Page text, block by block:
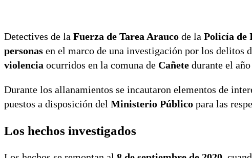
Detectives de la Fuerza de Tarea Arauco de la Policía de
personas en el marco de una investigación por los delitos
violencia ocurridos en la comuna de Cañete durante el año
Durante los allanamientos se incautaron elementos de
puestos a disposición del Ministerio Público para las
Los hechos investigados